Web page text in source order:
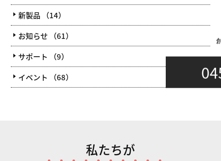
新製品 （14）
お知らせ （61）
サポート （9）
イベント （68）
私たちが